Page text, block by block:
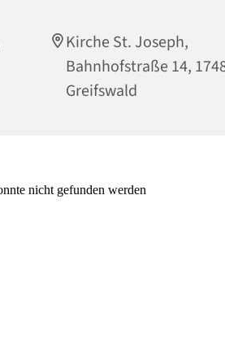
Kirche St. Joseph,
Bahnhofstraße 14,
Greifswald